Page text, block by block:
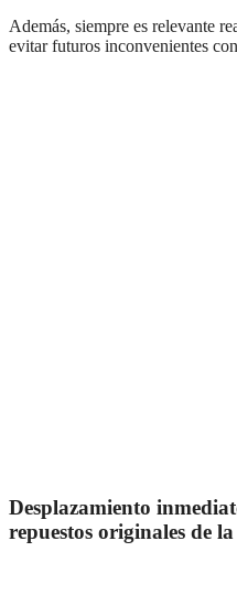
Además, siempre es relevante
evitar futuros inconvenientes
Desplazamiento
repuestos originales de